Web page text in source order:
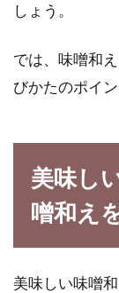
しょう。
では、味噌和
びかたのポイ
美味し
噌和え
美味しい味噌